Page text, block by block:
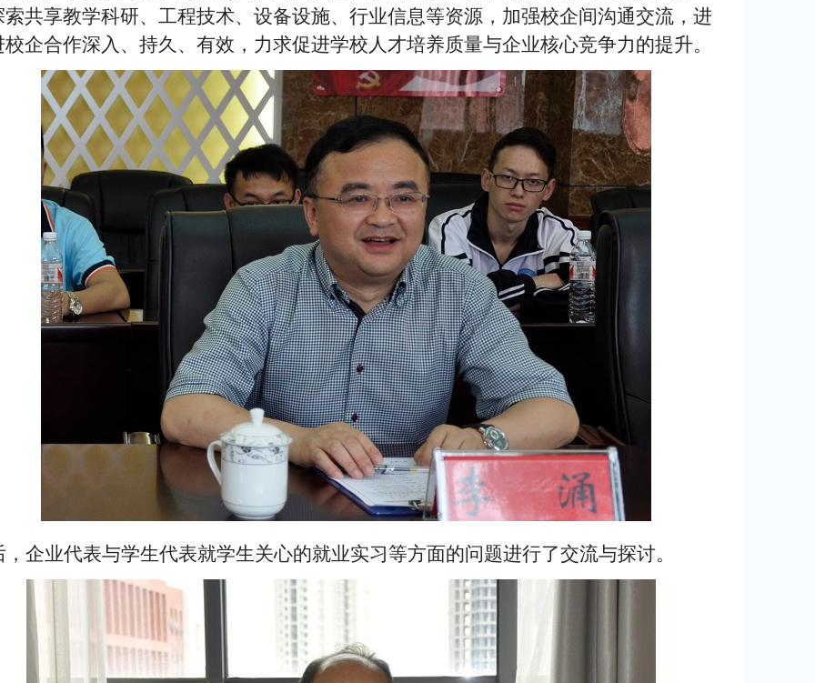
索共享教学科研、工程技术、设备设施、行业信息等资源，加强校企间沟通交流，进
企合作深入、持久、有效，力求促进学校人才培养质量与企业核心竞争力的提升。
，企业代表与学生代表就学生关心的就业实习等方面的问题进行了交流与探讨。